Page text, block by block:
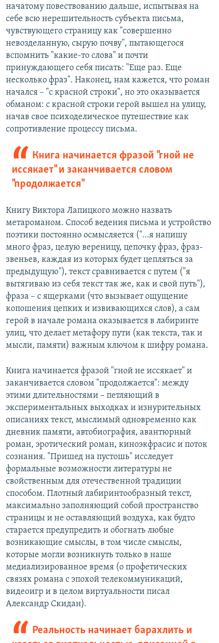
начатому повествованию дальше, испытывая на
себе всю нерешительность субъекта письма,
чувствующего страницу как "совершенно
невозделанную, сырую почву", пытающегося
вспомнить "какие-то слова" и почти
принуждающего себя писать: "Еще раз. Еще
несколько фраз". Наконец, нам кажется, что роман
начался – "с красной строки", но это оказывается
обманом: с красной строки герой вышел на улицу,
начав свое психоделическое путешествие как
сопротивление процессу письма.
Книга начинается фразой "гной не
иссякает" и заканчивается словом
"продолжается"
Книгу Виктора Лапицкого можно назвать
метароманом. Способ ведения письма и устройство
поэтики постоянно осмысляется ("…я напишу
много фраз, целую вереницу, цепочку фраз, фраз-
звеньев, каждая из которых будет цепляться за
предыдущую"), текст сравнивается с путем ("я
вытягиваю из себя текст так же, как и свой путь"),
фраза – с ящерками (что вызывает ощущение
копошения цепких и извивающихся слов), а сам
герой в начале романа оказывается в лабиринте
улиц, что делает метафору пути (как текста, так и
мысли, памяти) важным ключом к шифру романа.
Книга начинается фразой "гной не иссякает" и
заканчивается словом "продолжается": между
этими длительностями – петляющий в
экспериментальных выходках и изнурительных
описаниях текст, мыслимый одновременно как
дневник памяти, автобиография, авантюрный
роман, эротический роман, киноэкфрасис и поток
сознания. "Пришед на пустошь" исследует
формальные возможности литературы не
свойственным для отечественной традиции
способом. Плотный лабиринтообразный текст,
максимально заполняющий собой пространство
страницы и не оставляющий воздуха, как будто
старается предупредить и обогнать любые
возникающие смыслы, в том числе смыслы,
которые могли возникнуть только в наше
медиализированное время (о профетических
связях романа с эпохой телекоммуникаций,
видеоигр и в целом виртуальности писал
Александр Скидан).
Реальность начинает барахлить и